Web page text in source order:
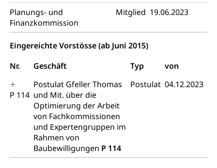
Planungs- und
Finanzkommission
Mitglied 19.06.2023
Eingereichte Vorstösse (ab Juni 2015)
Nr.
Geschäft Typ von
P 114
Postulat Gfeller Thomas
und Mit. über die
Optimierung der Arbeit
von Fachkommissionen
und Expertengruppen im
Rahmen von
Baubewilligungen P 114
Postulat 04.12.2023
Arbeitslosenversicherung (WAS Luzern)
Invalidenversicherung (WAS Luzern)
Soziale Sicherheit
Drogen (Polizei)
Gesundheitsversorgung, Spital, Pflegeinitiative,
Ambulant vor stationär, AVOS, Patientendossier
Sozialversicherung, Vorsorgeeinrichtung,
Pensionskasse, erste Säule, zweite Säule, dritte
Säule, Hilflosenentschädigung,
Ergänzungsleistungen, Altersvorsorge,
Todesfallversicherung
Hilfslosenentschädigung (WAS Luzern)
AHV-Hinterlassenenrente (WAS Luzern)
AHV-Beiträge (WAS Luzern)
Behinderung
Körperbehinderung, körperliche Behinderung,
geistige Behinderung, psychische Behinderung,
Erwerbsunfähigkeit, Behinderte